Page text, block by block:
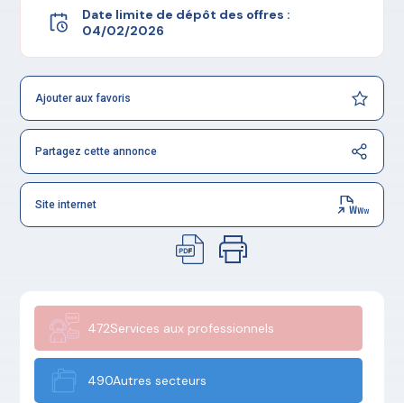
Date limite de dépôt des offres :
04/02/2026
Ajouter aux favoris
Partagez cette annonce
Site internet
472Services aux professionnels
490Autres secteurs